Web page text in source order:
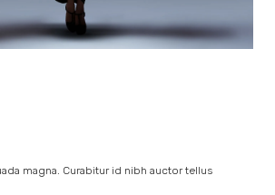
magna. Curabitur id nibh auctor tellus